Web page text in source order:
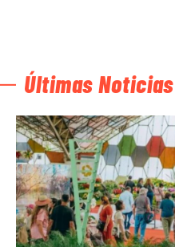
Últimas